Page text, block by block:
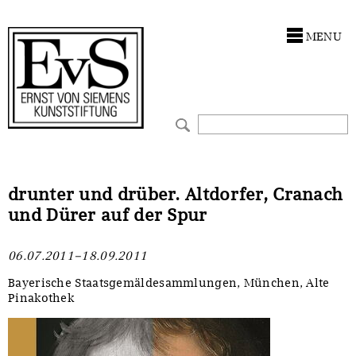
MENU
drunter und drüber. Altdorfer, Cranach
und Dürer auf der Spur
06.07.2011–18.09.2011
Bayerische Staatsgemäldesammlungen, München, Alte
Pinakothek
Förderphilosophie
Gremien
Presse und Neuigkeiten
Stellenangebote
Ankauf
Restaurierungen
Werkverzeichnisse
UKRAINE-Förderlinie
Zwischenfinanzierung